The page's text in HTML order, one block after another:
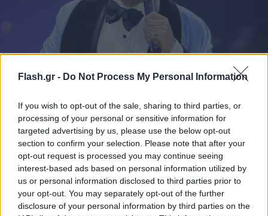
Flash.gr - Do Not Process My Personal Information
If you wish to opt-out of the sale, sharing to third parties, or
processing of your personal or sensitive information for
targeted advertising by us, please use the below opt-out
section to confirm your selection. Please note that after your
opt-out request is processed you may continue seeing
interest-based ads based on personal information utilized by
us or personal information disclosed to third parties prior to
your opt-out. You may separately opt-out of the further
disclosure of your personal information by third parties on the
Γιώργος Μαζωνάκης: «Όπως με βαφτίσανε» - Η
συνεργασία - έκπληξη
10.08.2026 ΒΑΣΊΛΗΣ ΑΝΔΡΙΤΣΆΝΟΣ